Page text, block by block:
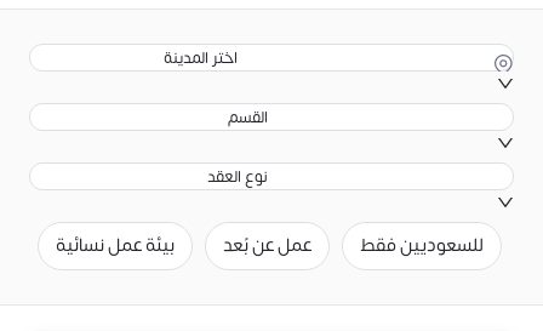
اختر المدينة
القسم
نوع العقد
للسعوديين فقط عمل عن بُعد بيئة عمل نسائية